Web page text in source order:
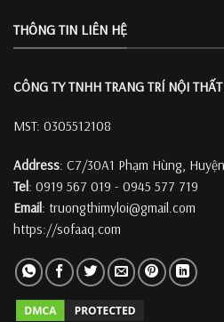
THÔNG TIN LIÊN HỆ
CÔNG TY TNHH TRANG TRÍ NỘI
MST: 0305512108
Address: C7/30A1 Phạm Hùng,
Tel: 0919 567 019 - 0945 577 719
Email: truongthimyloi@gmail.com
https://sofaaq.com